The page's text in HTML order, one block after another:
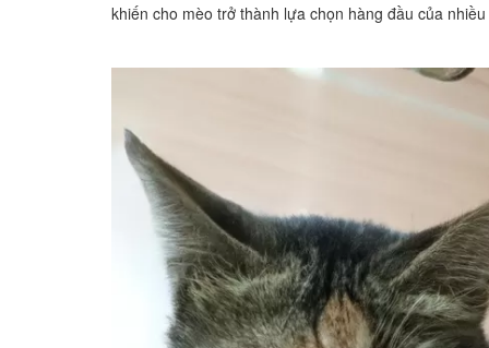
khiến cho mèo trở thành lựa chọn hàng đầu của